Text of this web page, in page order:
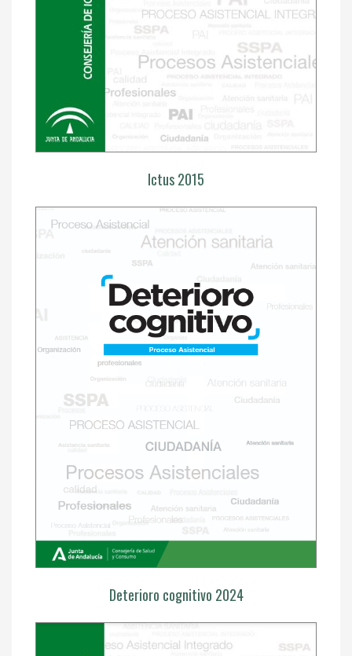
Ictus 2015
Deterioro cognitivo 2024